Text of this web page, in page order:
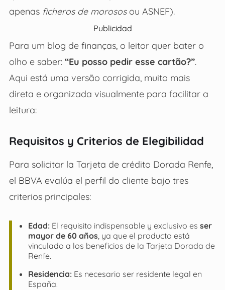
apenas ficheros de morososou ASNEF).
Publicidad
Para um blog de finanças, o leitor quer bater o
olho e saber: “Eu posso pedir esse cartão?”.
Aqui está uma versão corrigida, muito mais
direta e organizada visualmente para facilitar a
leitura:
Requisitos y Criterios de Elegibilidad
Para solicitar la Tarjeta de crédito Dorada Renfe,
el BBVA evalúa el perfil do cliente bajo tres
criterios principales:
Edad:El requisito indispensable y exclusivo es ser
mayor de 60 años, ya que el producto está
vinculado a los beneficios de la Tarjeta Dorada de
Renfe.
Residencia:Es necesario ser residente legal en
España.